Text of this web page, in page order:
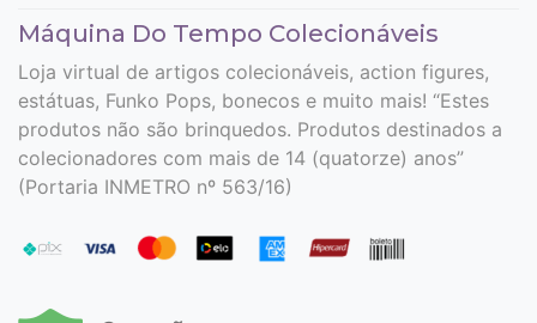
Máquina Do Tempo Colecionáveis
Loja virtual de artigos colecionáveis, action figures,
estátuas, Funko Pops, bonecos e muito mais! “Estes
produtos não são brinquedos. Produtos destinados a
colecionadores com mais de 14 (quatorze) anos”
(Portaria INMETRO nº 563/16)